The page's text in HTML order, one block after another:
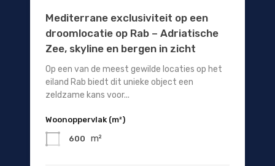
Mediterrane exclusiviteit op een
droomlocatie op Rab – Adriatische
Zee, skyline en bergen in zicht
Op een van de meest gewilde locaties op het
eiland Rab biedt dit unieke object een
zeldzame kans voor...
Woonoppervlak (m²)
600 m²